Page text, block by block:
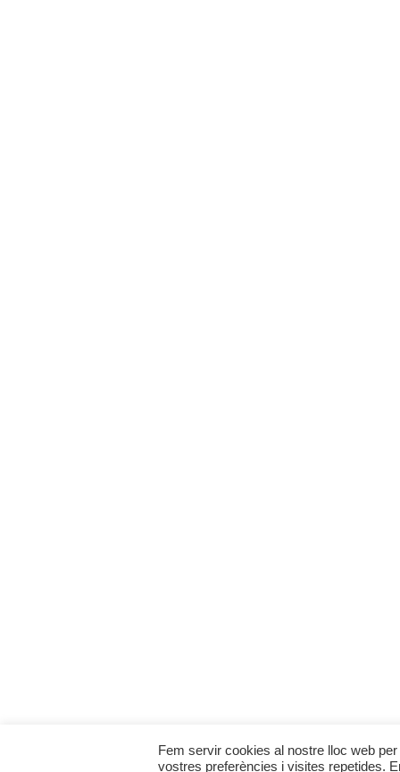
Fem servir cookies al nostre lloc web
vostres preferències i visites repetides.